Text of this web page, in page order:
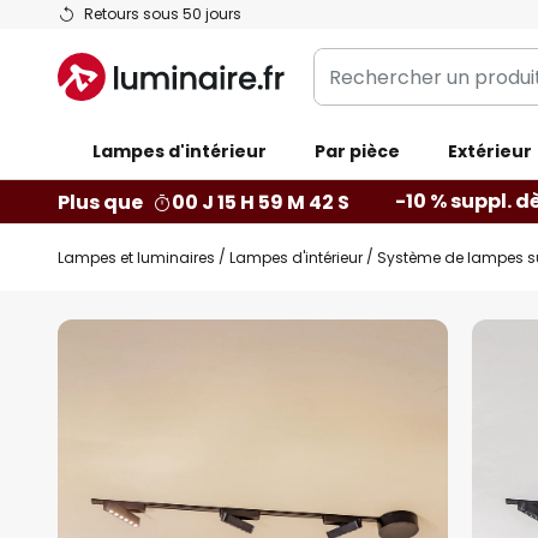
Retours sous 50 jours
Allez
contenu
Rechercher
un
catégorie...
Lampes d'intérieur Par pièce Extérieur
Plus que 00 J 15 H 59 M 40 S -10 % suppl.
Lampes et luminaires Lampes d'intérieur Système de lampes
Skip
images